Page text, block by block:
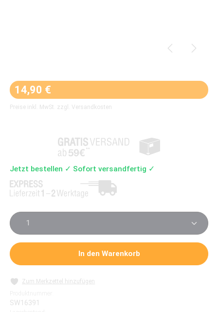
Regulärer Preis:
14,90 €
Preise inkl. MwSt. zzgl. Versandkosten
Jetzt bestellen ✓ Sofort versandfertig ✓
Produkt Anzahl: Gib den gewünschten Wert ein
In den Warenkorb
Zum Merkzettel hinzufügen
SW16391